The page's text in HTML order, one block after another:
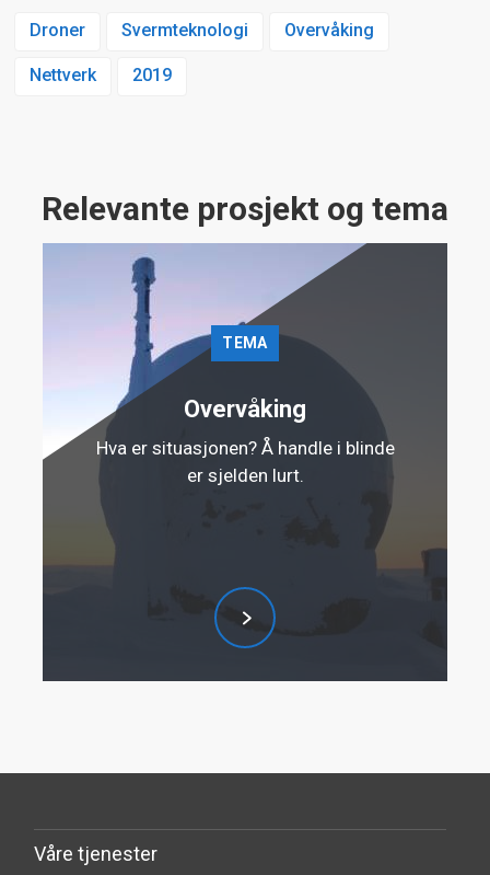
Droner Svermteknologi Overvåking
Nettverk 2019
Relevante prosjekt og tema
TEMA
Overvåking
Hva er situasjonen? Å handle i blinde
er sjelden lurt.
Våre tjenester